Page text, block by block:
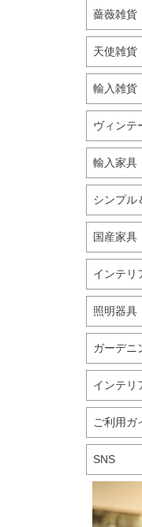
薔薇雑貨
天使雑貨
輸入雑貨
ヴィンテ
輸入家具
シンプル
国産家具
インテリ
照明器具
ガーデニ
インテリ
ご利用ガ
SNS